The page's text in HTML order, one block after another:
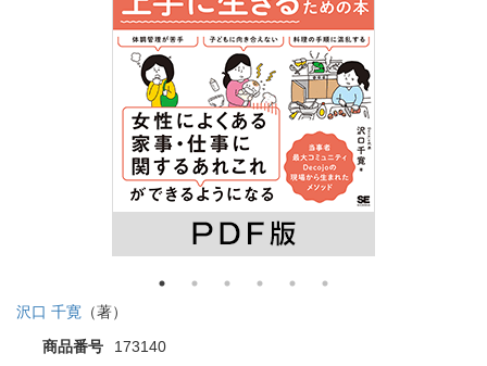
沢口 千寛 （著）
商品番号
173140